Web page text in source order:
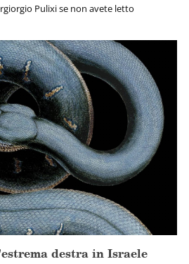
Pulixi se non avete letto
destra in Israele